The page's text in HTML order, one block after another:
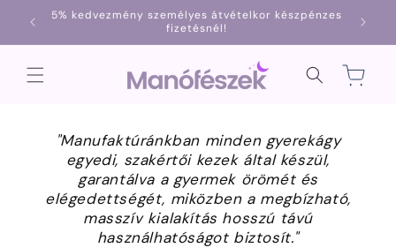
Ugrás a
tartalomhoz
5% kedvezmény személyes átvételkor készpénzes
fizetésnél!
Kosár
"Manufaktúránkban minden gyerekágy
egyedi, szakértői kezek által készül,
garantálva a gyermek örömét és
elégedettségét, miközben a megbízható,
masszív kialakítás hosszú távú
használhatóságot biztosít."